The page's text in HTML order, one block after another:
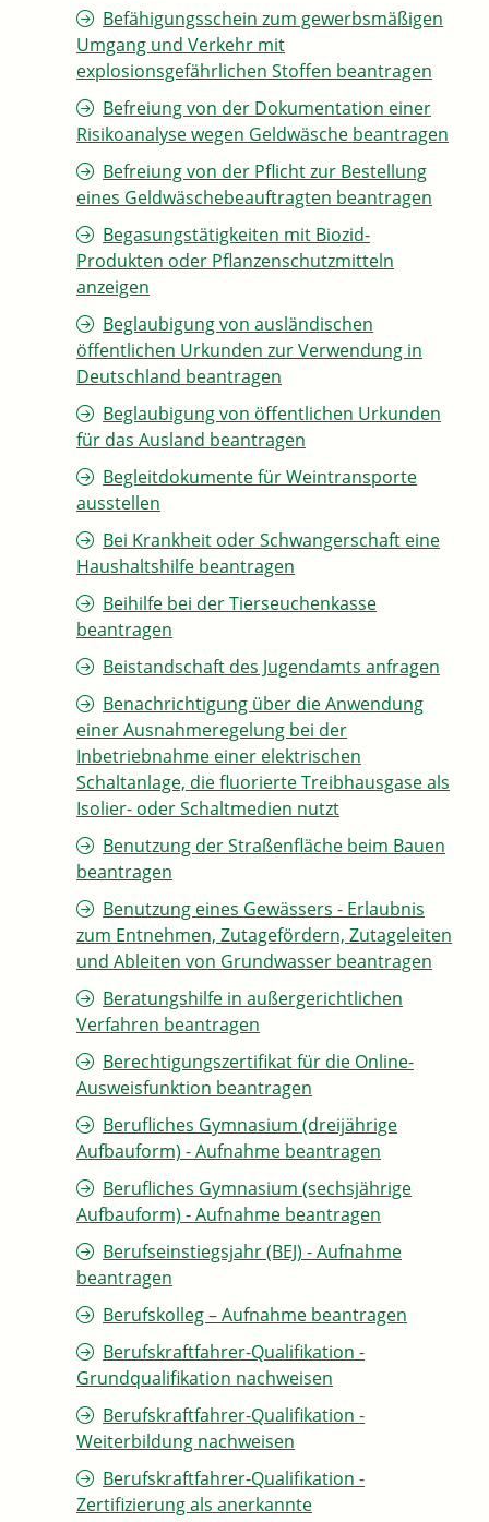
Befähigungsschein zum gewerbsmäßigen
Umgang und Verkehr mit
explosionsgefährlichen Stoffen beantragen
Befreiung von der Dokumentation einer
Risikoanalyse wegen Geldwäsche beantragen
Befreiung von der Pflicht zur Bestellung
eines Geldwäschebeauftragten beantragen
Begasungstätigkeiten mit Biozid-
Produkten oder Pflanzenschutzmitteln
anzeigen
Beglaubigung von ausländischen
öffentlichen Urkunden zur Verwendung in
Deutschland beantragen
Beglaubigung von öffentlichen Urkunden
für das Ausland beantragen
Begleitdokumente für Weintransporte
ausstellen
Bei Krankheit oder Schwangerschaft eine
Haushaltshilfe beantragen
Beihilfe bei der Tierseuchenkasse
beantragen
Beistandschaft des Jugendamts anfragen
Benachrichtigung über die Anwendung
einer Ausnahmeregelung bei der
Inbetriebnahme einer elektrischen
Schaltanlage, die fluorierte Treibhausgase als
Isolier- oder Schaltmedien nutzt
Benutzung der Straßenfläche beim Bauen
beantragen
Benutzung eines Gewässers - Erlaubnis
zum Entnehmen, Zutagefördern, Zutageleiten
und Ableiten von Grundwasser beantragen
Beratungshilfe in außergerichtlichen
Verfahren beantragen
Berechtigungszertifikat für die Online-
Ausweisfunktion beantragen
Berufliches Gymnasium (dreijährige
Aufbauform) - Aufnahme beantragen
Berufliches Gymnasium (sechsjährige
Aufbauform) - Aufnahme beantragen
Berufseinstiegsjahr (BEJ) - Aufnahme
beantragen
Berufskolleg – Aufnahme beantragen
Berufskraftfahrer-Qualifikation -
Grundqualifikation nachweisen
Berufskraftfahrer-Qualifikation -
Weiterbildung nachweisen
Berufskraftfahrer-Qualifikation -
Zertifizierung als anerkannte